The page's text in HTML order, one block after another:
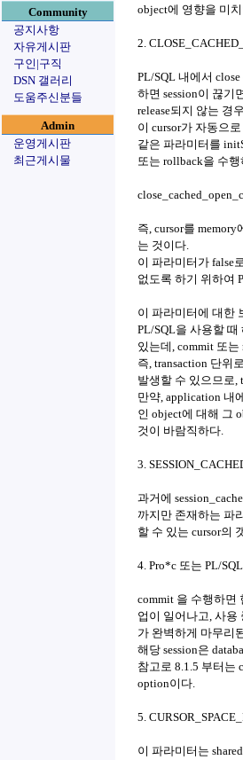
Community
공지사항
자유게시판
구인|구직
DSN 갤러리
도움주신분들
Admin
운영게시판
최근게시물
object에 영향을 미
2.
PL/SQL 내에서
하면 session이 끊기
release되지 않는 경
이 cursor가 자동으
같은 파라미터를
또는 rollback을 수
즉, cursor를
는 것이다.
이 파라미터가 false
없도록 하기 위하여
이 파라미터에 대한
PL/SQL을 사용할 때
있는데, commit 또
즉, transaction 단위
발생할 수 있으므로,
만약, application 내
인 object에 대해 그
것이 바람직하다.
3.
과거에
까지만 존재하는 파
할 수 있는 cursor의
4. Pro*c 또는 PL/
commit 을 수행하면
업이 일어나고, 사용
가 완벽하게 마무리
해당 session은
참고로 8.1.5 부터는
option이다.
5.
이 파라미터는